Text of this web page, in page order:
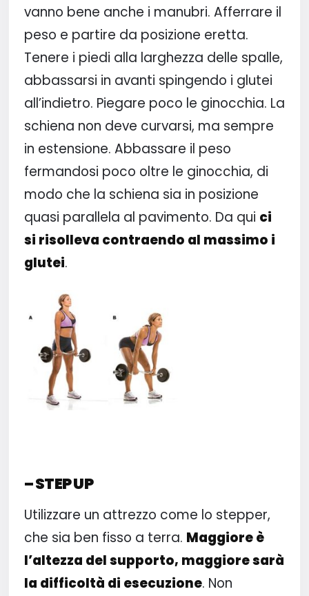
vanno bene anche i manubri. Afferrare il
peso e partire da posizione eretta.
Tenere i piedi alla larghezza delle spalle,
abbassarsi in avanti spingendo i glutei
all’indietro. Piegare poco le ginocchia. La
schiena non deve curvarsi, ma sempre
in estensione. Abbassare il peso
fermandosi poco oltre le ginocchia, di
modo che la schiena sia in posizione
quasi parallela al pavimento. Da qui ci
si risolleva contraendo al massimo i
glutei.
– STEP UP
Utilizzare un attrezzo come lo stepper,
che sia ben fisso a terra. Maggiore è
l’altezza del supporto, maggiore sarà
la difficoltà di esecuzione. Non